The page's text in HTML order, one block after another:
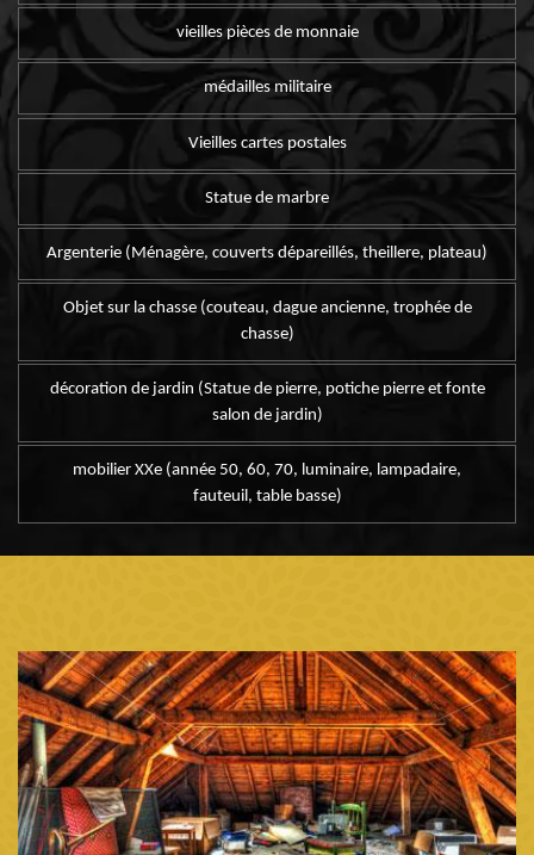
vieilles pièces de monnaie
médailles militaire
Vieilles cartes postales
Statue de marbre
Argenterie (Ménagère, couverts dépareillés, theillere, plateau)
Objet sur la chasse (couteau, dague ancienne, trophée de
chasse)
décoration de jardin (Statue de pierre, potiche pierre et fonte
salon de jardin)
mobilier XXe (année 50, 60, 70, luminaire, lampadaire,
fauteuil, table basse)